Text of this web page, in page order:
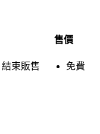
售價
結束販售 免費